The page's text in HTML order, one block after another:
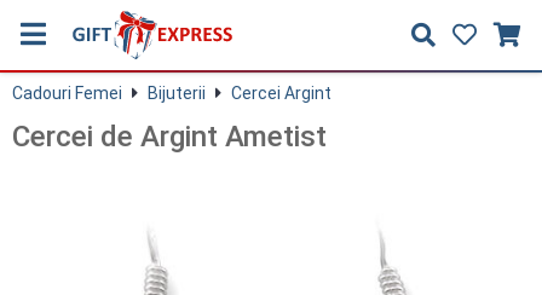
Cadouri Femei Bijuterii Cercei Argint
Cercei de Argint Ametist